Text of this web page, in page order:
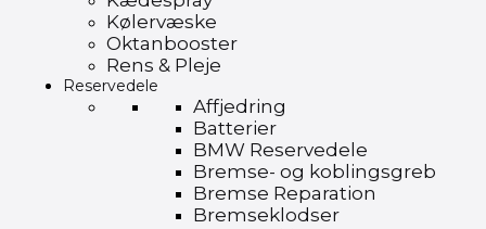
Kølervæske
Oktanbooster
Rens & Pleje
Reservedele
Affjedring
Batterier
BMW Reservedele
Bremse- og koblingsgreb
Bremse Reparation
Bremseklodser